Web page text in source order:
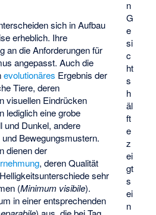
n
G
e
si
c
ht
s
h
äl
ft
e
z
ei
gt
s
ei
n
sich in Aufbau
erheblich. Ihre
an die Anforderungen für
angepasst. Auch die
evolutionäres Ergebnis der
Tiere, deren
visuellen Eindrücken
lediglich eine grobe
und Dunkel, andere
Bewegungsmustern.
dienen der
, deren Qualität
sehr
(Minimum visibile).
in einer entsprechenden